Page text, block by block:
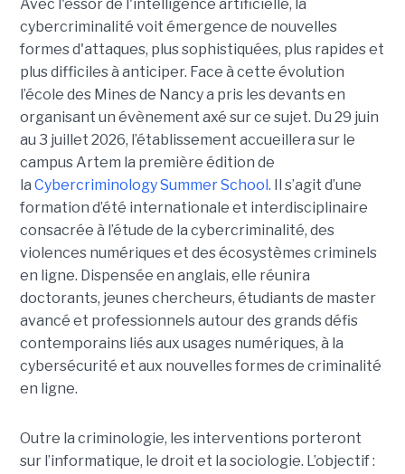
Avec l'essor de l'intelligence artificielle, la
cybercriminalité voit émergence de nouvelles
formes d'attaques, plus sophistiquées, plus rapides et
plus difficiles à anticiper. Face à cette évolution
l’école des Mines de Nancy a pris les devants en
organisant un évènement axé sur ce sujet. Du 29 juin
au 3 juillet 2026, l’établissement accueillera sur le
campus Artem la première édition de
la Cybercriminology Summer School. Il s’agit d’une
formation d’été internationale et interdisciplinaire
consacrée à l’étude de la cybercriminalité, des
violences numériques et des écosystèmes criminels
en ligne. Dispensée en anglais, elle réunira
doctorants, jeunes chercheurs, étudiants de master
avancé et professionnels autour des grands défis
contemporains liés aux usages numériques, à la
cybersécurité et aux nouvelles formes de criminalité
en ligne.
Outre la criminologie, les interventions porteront
sur l’informatique, le droit et la sociologie. L’objectif :